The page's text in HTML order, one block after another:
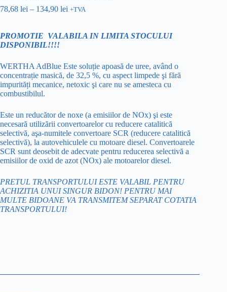
78,68 lei – 134,90 lei +TVA
PROMOTIE VALABILA IN LIMITA STOCULUI
DISPONIBIL!!!!
WERTHA AdBlue Este soluție apoasă de uree, având o
concentrație masică, de 32,5 %, cu aspect limpede şi fără
impurități mecanice, netoxic şi care nu se amesteca cu
combustibilul.
Este un reducător de noxe (a emisiilor de NOx) şi este
necesară utilizării convertoarelor cu reducere catalitică
selectivă, aşa-numitele convertoare SCR (reducere catalitică
selectivă), la autovehiculele cu motoare diesel. Convertoarele
SCR sunt deosebit de adecvate pentru reducerea selectivă a
emisiilor de oxid de azot (NOx) ale motoarelor diesel.
PRETUL TRANSPORTULUI ESTE VALABIL PENTRU
ACHIZITIA UNUI SINGUR BIDON! PENTRU MAI
MULTE BIDOANE VA TRANSMITEM SEPARAT COTATIA
TRANSPORTULUI!